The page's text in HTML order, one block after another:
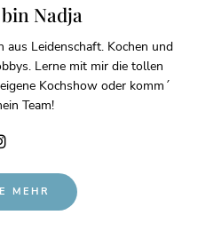
Nadja
aus Leidenschaft. Kochen und
Lerne mit mir die tollen
Kochshow oder komm´
Team!
MEHR